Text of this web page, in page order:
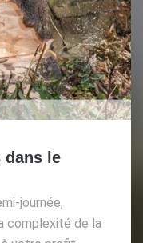
dans le
journée,
complexité de la